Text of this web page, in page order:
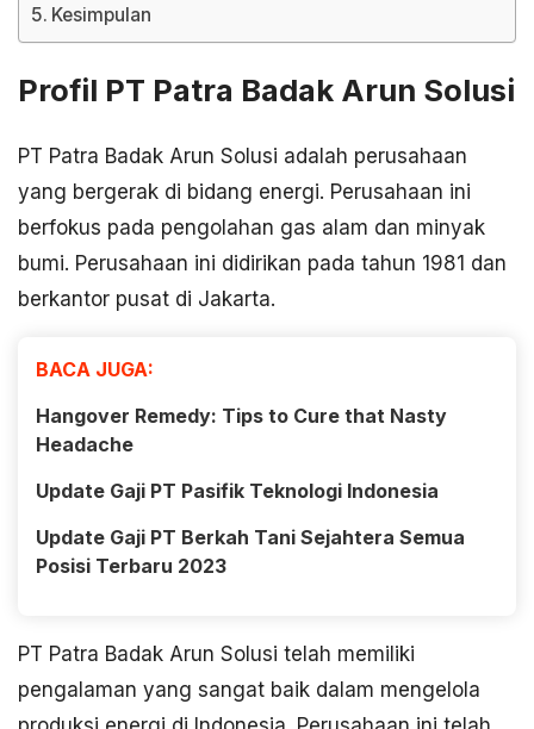
Kesimpulan
Profil PT Patra Badak Arun Solusi
PT Patra Badak Arun Solusi adalah perusahaan
yang bergerak di bidang energi. Perusahaan ini
berfokus pada pengolahan gas alam dan minyak
bumi. Perusahaan ini didirikan pada tahun 1981 dan
berkantor pusat di Jakarta.
BACA JUGA:
Hangover Remedy: Tips to Cure that Nasty
Headache
Update Gaji PT Pasifik Teknologi Indonesia
Update Gaji PT Berkah Tani Sejahtera Semua
Posisi Terbaru 2023
PT Patra Badak Arun Solusi telah memiliki
pengalaman yang sangat baik dalam mengelola